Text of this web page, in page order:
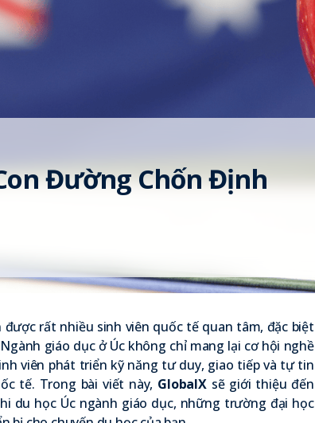
Đường Chốn Định
được rất nhiều sinh viên quốc tế quan tâm, đặc biệt
giáo dục ở Úc không chỉ mang lại cơ hội nghề
viên phát triển kỹ năng tư duy, giao tiếp và tự tin
tế. Trong bài viết này, GlobalXsẽ giới thiệu đến
du học Úc ngành giáo dục, những trường đại học